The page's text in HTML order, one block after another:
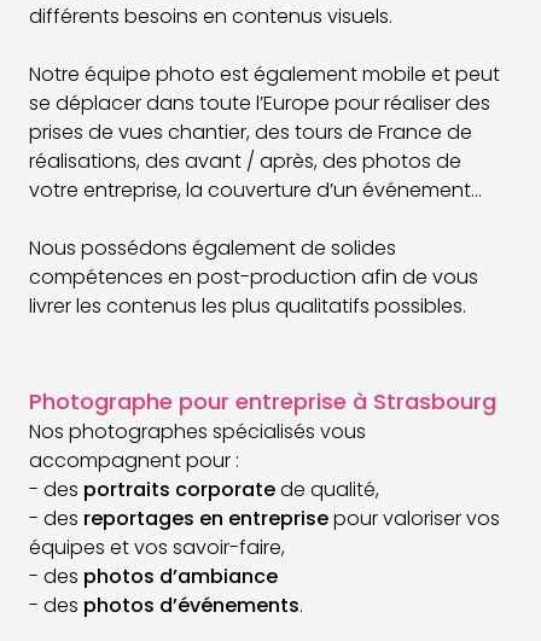
différents besoins en contenus visuels.
Notre équipe photo est également mobile et peut
se déplacer dans toute l’Europe pour réaliser des
prises de vues chantier, des tours de France de
réalisations, des avant / après, des photos de
votre entreprise, la couverture d’un événement…
Nous possédons également de solides
compétences en post-production afin de vous
livrer les contenus les plus qualitatifs possibles.
Photographe pour entreprise à Strasbourg
Nos photographes spécialisés vous
accompagnent pour :
- des portraits corporatede qualité,
- des reportages en entreprisepour valoriser vos
équipes et vos savoir-faire,
- des photos d’ambiance
- des photos d’événements.